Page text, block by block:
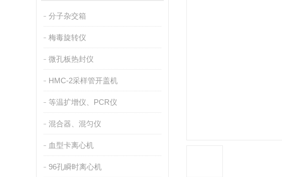
分子杂交箱
梅毒旋转仪
微孔板热封仪
HMC-2采样管开盖机
等温扩增仪、PCR仪
混合器、混匀仪
血型卡离心机
96孔瞬时离心机